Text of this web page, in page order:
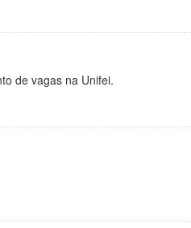
de vagas na Unifei.